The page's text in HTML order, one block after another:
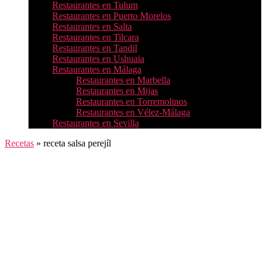
Restaurantes en Tulum
Restaurantes en Puerto Morelos
Restaurantes en Salta
Restaurantes en Tilcara
Restaurantes en Tandil
Restaurantes en Ushuaia
Restaurantes en Málaga
Restaurantes en Marbella
Restaurantes en Mijas
Restaurantes en Torremolinos
Restaurantes en Vélez-Málaga
Restaurantes en Sevilla
Recetas » receta salsa perejíl